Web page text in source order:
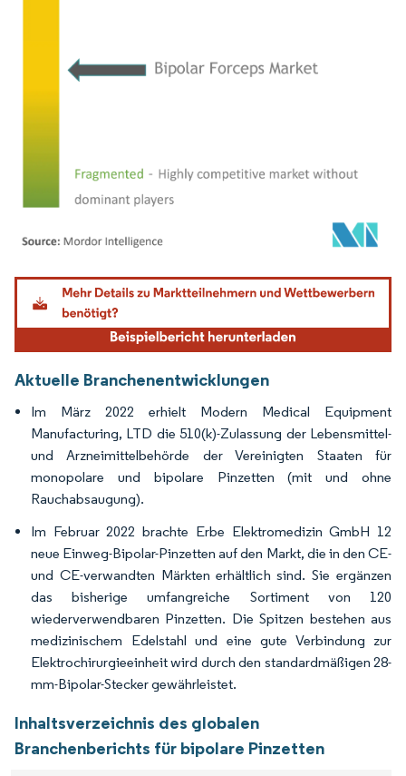
Bild © Mordor Intelligence. Wiederverwendung erfordert Namensnennung gemäß
Aktuelle Branchenentwicklungen
Im März 2022 erhielt Modern Medical Equipment
Manufacturing, LTD die 510(k)-Zulassung der Lebensmittel-
und Arzneimittelbehörde der Vereinigten Staaten für
monopolare und bipolare Pinzetten (mit und ohne
Rauchabsaugung).
Im Februar 2022 brachte Erbe Elektromedizin GmbH 12
neue Einweg-Bipolar-Pinzetten auf den Markt, die in den CE-
und CE-verwandten Märkten erhältlich sind. Sie ergänzen
das bisherige umfangreiche Sortiment von 120
wiederverwendbaren Pinzetten. Die Spitzen bestehen aus
medizinischem Edelstahl und eine gute Verbindung zur
Elektrochirurgieeinheit wird durch den standardmäßigen 28-
mm-Bipolar-Stecker gewährleistet.
Inhaltsverzeichnis des globalen
Branchenberichts für bipolare Pinzetten